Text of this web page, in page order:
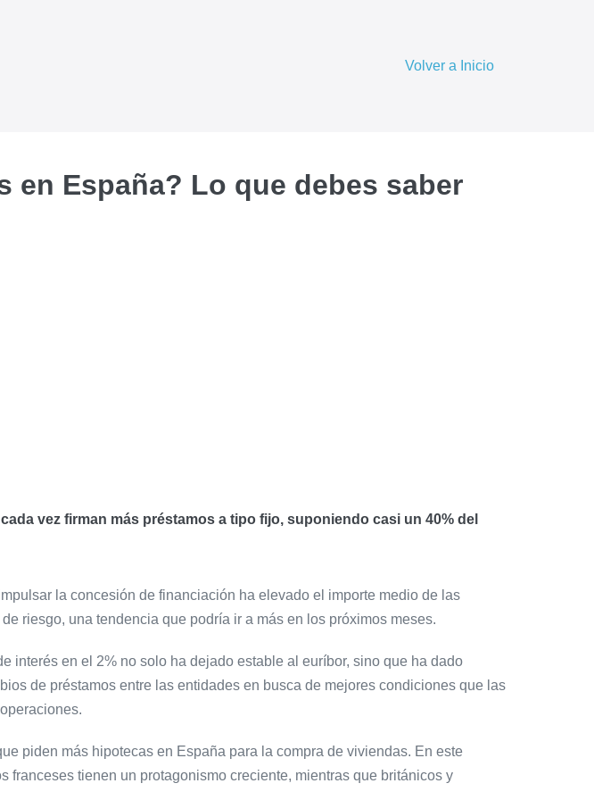
Volver a Inicio
en España? Lo que debes saber
vez firman más préstamos a tipo fijo, suponiendo casi un 40% del
la concesión de financiación ha elevado el importe medio de las
riesgo, una tendencia que podría ir a más en los próximos meses.
interés en el 2% no solo ha dejado estable al euríbor, sino que ha dado
de préstamos entre las entidades en busca de mejores condiciones que las
piden más hipotecas en España para la compra de viviendas. En este
tienen un protagonismo creciente, mientras que británicos y